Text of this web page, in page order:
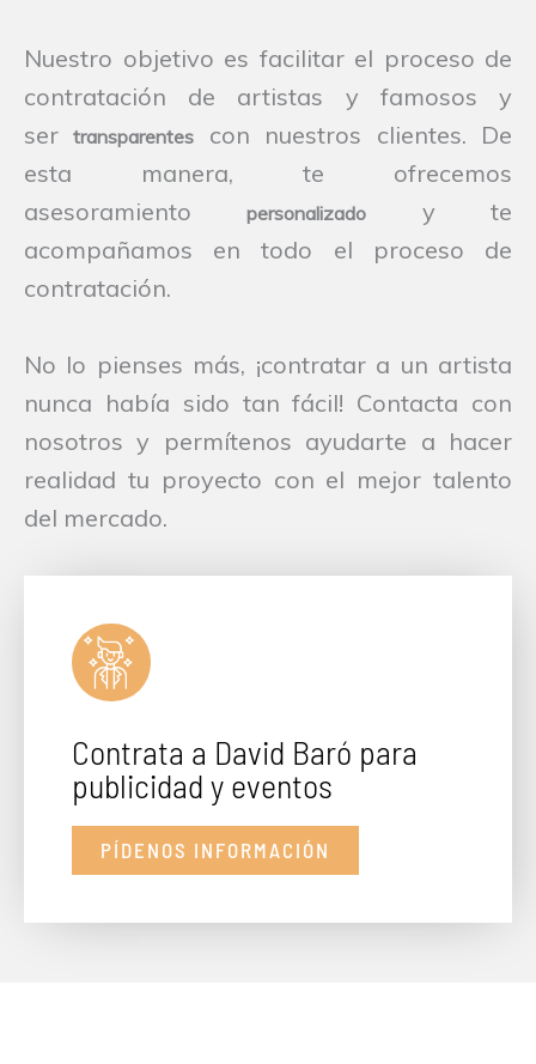
Nuestro objetivo es facilitar el proceso de
contratación de artistas y famosos y
sertransparentes
con nuestros clientes. De
esta manera, te ofrecemos
asesoramientopersonalizado
y te
acompañamos en todo el proceso de
contratación.
No lo pienses más, ¡contratar a un artista
nunca había sido tan fácil! Contacta con
nosotros y permítenos ayudarte a hacer
realidad tu proyecto con el mejor talento
del mercado.
Contrata a David Baró para
publicidad y eventos
PÍDENOS INFORMACIÓN